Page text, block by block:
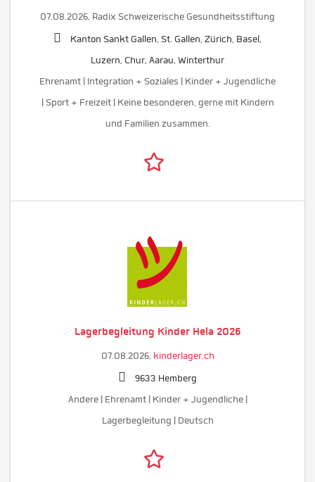
07.08.2026, Radix Schweizerische Gesundheitsstiftung
Kanton Sankt Gallen, St. Gallen, Zürich, Basel,
Luzern, Chur, Aarau, Winterthur
Ehrenamt | Integration + Soziales | Kinder + Jugendliche
| Sport + Freizeit | Keine besonderen, gerne mit Kindern
und Familien zusammen.
Lagerbegleitung Kinder Hela 2026
07.08.2026, kinderlager.ch
9633 Hemberg
Andere | Ehrenamt | Kinder + Jugendliche |
Lagerbegleitung | Deutsch